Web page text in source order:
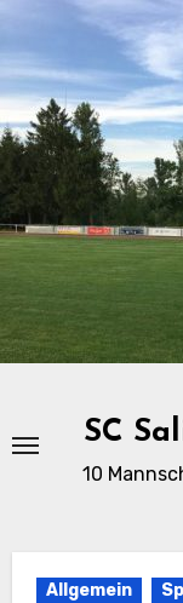
Zu
Inhalten
springen
SC
10
Allgemein